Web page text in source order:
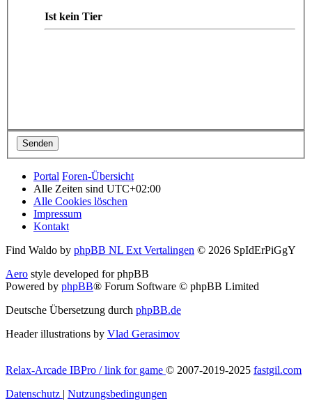
Ist kein Tier
Portal Foren-Übersicht
Alle Zeiten sind UTC+02:00
Alle Cookies löschen
Impressum
Kontakt
Find Waldo by phpBB NL Ext Vertalingen © 2026 SpIdErPiGgY
Aero style developed for phpBB
Powered by phpBB® Forum Software © phpBB Limited
Deutsche Übersetzung durch phpBB.de
Header illustrations by Vlad Gerasimov
Relax-Arcade IBPro / link for game © 2007-2019-2025 fastgil.com
Datenschutz | Nutzungsbedingungen